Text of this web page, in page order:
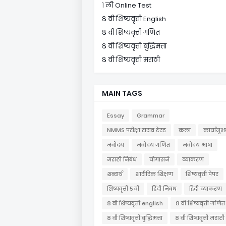
१ ली Online Test
८ वी शिष्यवृत्ती English
८ वी शिष्यवृत्ती गणित
८ वी शिष्यवृत्ती बुद्धिमत्ता
८ वी शिष्यवृत्ती मराठी
MAIN TAGS
Essay
Grammar
NMMS परीक्षा सराव टेस्ट
कला
नवोदय
नवोदय गणित
नवोदय भाषा
मराठी निबंध
योगासने
व्याकरण
शब्दार्थ
शारीरिक शिक्षण
शिष्यवृत्ती पेपर
शिष्यवृत्ती ५ वी
हिंदी निबंध
हिंदी व्याकरण
८ वी शिष्यवृत्ती english
८ वी शिष्यवृत्ती गणित
८ वी शिष्यवृत्ती बुद्धिमत्ता
८ वी शिष्यवृत्ती मराठी